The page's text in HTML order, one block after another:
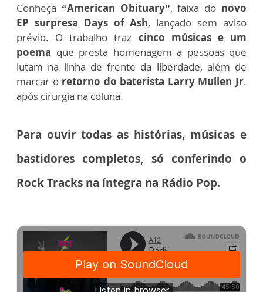
Conheça “American Obituary”, faixa do novo
EP surpresa Days of Ash, lançado sem aviso
prévio. O trabalho traz cinco músicas e um
poema que presta homenagem a pessoas que
lutam na linha de frente da liberdade, além de
marcar o retorno do baterista Larry Mullen Jr.
após cirurgia na coluna.
Para ouvir todas as histórias, músicas e
bastidores completos, só conferindo o
Rock Tracks na íntegra na Rádio Pop.